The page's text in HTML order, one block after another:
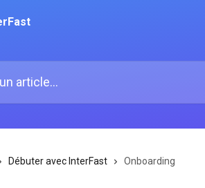
Débuter avec InterFast Onboarding